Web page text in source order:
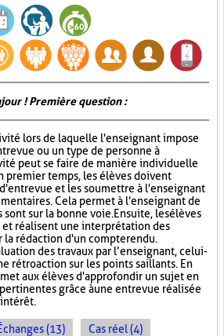
! Première question :
lors de laquelle l'enseignant impose
ou un type de personne à
peut se faire de manière individuelle
premier temps, les élèves doivent
et les soumettre à l'enseignant
Cela permet à l'enseignant de
sur la bonne voie. Ensuite, les élèves
et réalisent une interprétation des
rédaction d'un compte rendu.
des travaux par l’enseignant, celui-
rétroaction sur les points saillants. En
aux élèves d'approfondir un sujet en
grâce à une entrevue réalisée
(13) Cas réel (4)